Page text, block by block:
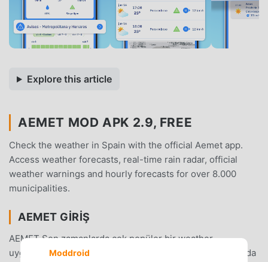
Explore this article
AEMET MOD APK 2.9, FREE
Check the weather in Spain with the official Aemet app.
Access weather forecasts, real-time rain radar, official
weather warnings and hourly forecasts for over 8.000
municipalities.
AEMET GIRIŞ
AEMET Son zamanlarda çok popüler bir weather
uygulaması olarak, tüm dünyada weather seven çok sayıda
Moddroid